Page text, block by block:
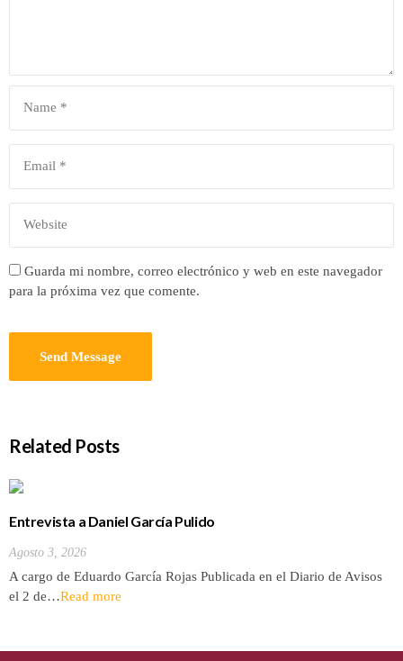
Guarda mi nombre, correo electrónico y web en este navegador
para la próxima vez que comente.
Related Posts
Entrevista a Daniel García Pulido
Agosto 3, 2026
A cargo de Eduardo García Rojas Publicada en el Diario de Avisos
el 2 de…Read more